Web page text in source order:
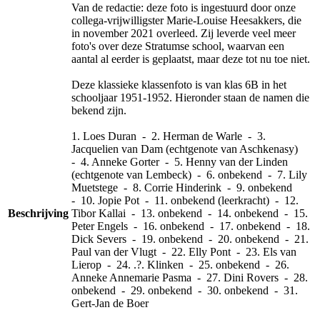
Beschrijving
Van de redactie: deze foto is ingestuurd door onze
collega-vrijwilligster Marie-Louise Heesakkers, die
in november 2021 overleed. Zij leverde veel meer
foto's over deze Stratumse school, waarvan een
aantal al eerder is geplaatst, maar deze tot nu toe niet.
Deze klassieke klassenfoto is van klas 6B in het
schooljaar 1951-1952. Hieronder staan de namen die
bekend zijn.
1. Loes Duran - 2. Herman de Warle - 3.
Jacquelien van Dam (echtgenote van Aschkenasy)
- 4. Anneke Gorter - 5. Henny van der Linden
(echtgenote van Lembeck) - 6. onbekend - 7. Lily
Muetstege - 8. Corrie Hinderink - 9. onbekend
- 10. Jopie Pot - 11. onbekend (leerkracht) - 12.
Tibor Kallai - 13. onbekend - 14. onbekend - 15.
Peter Engels - 16. onbekend - 17. onbekend - 18.
Dick Severs - 19. onbekend - 20. onbekend - 21.
Paul van der Vlugt - 22. Elly Pont - 23. Els van
Lierop - 24. .?. Klinken - 25. onbekend - 26.
Anneke Annemarie Pasma - 27. Dini Rovers - 28.
onbekend - 29. onbekend - 30. onbekend - 31.
Gert-Jan de Boer